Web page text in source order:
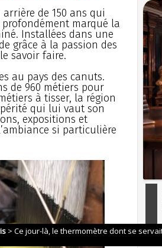
de 150 ans qui
marqué la
Installées dans une
grâce à la passion des
savoir faire.
au pays des canuts.
de 960 métiers pour
à tisser, la région
qui lui vaut son
expositions et
si particulière